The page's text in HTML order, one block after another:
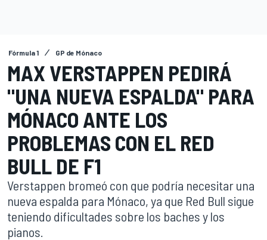
Fórmula 1 GP de Mónaco
MAX VERSTAPPEN PEDIRÁ
"UNA NUEVA ESPALDA" PARA
MÓNACO ANTE LOS
PROBLEMAS CON EL RED
BULL DE F1
Verstappen bromeó con que podría necesitar una
nueva espalda para Mónaco, ya que Red Bull sigue
teniendo dificultades sobre los baches y los
pianos.